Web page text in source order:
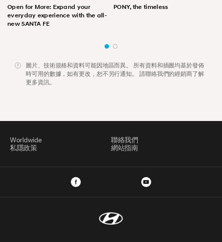
Open for More: Expand your
everyday experience with the all-
new SANTA FE
PONY, the timeless
圖片、技術規格和資料可能因地區而異。 所有資料和插圖均基於發佈
時可用的數據，如有更改，恕不另行通知。 請聯絡我們的經銷商了解
更多資訊。
Worldwide
聯絡我們
私隱政策
網站指南